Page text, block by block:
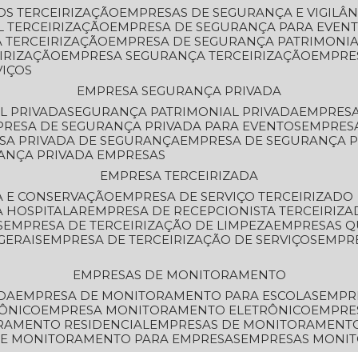
TERCEIRIZAÇÃO
EMPRESAS DE SEGURANÇA E
TERCEIRIZAÇÃO
EMPRESA DE SEGURANÇA PARA
TERCEIRIZAÇÃO
EMPRESA DE SEGURANÇA
EMPRESA SEGURANÇA TERCEIRIZAÇÃO
EMPRESA SEGURANÇA PRIVADA
PRIVADA SEGURANÇA PATRIMONIAL PRIVADA
DE SEGURANÇA PRIVADA PARA EVENTOS
PRIVADA DE SEGURANÇA
EMPRESA DE SEGURANÇA
PRIVADA EMPRESAS
EMPRESA TERCEIRIZADA
E CONSERVAÇÃO
EMPRESA DE SERVIÇO TERCEIRIZADO
HOSPITALAR
EMPRESA DE RECEPCIONISTA
EMPRESA DE TERCEIRIZAÇÃO DE LIMPEZA
EMPRESAS
EMPRESA DE TERCEIRIZAÇÃO DE SERVIÇOS
EMPRESAS DE MONITORAMENTO
EMPRESA DE MONITORAMENTO PARA ESCOLAS
EMPRESA MONITORAMENTO ELETRÔNICO
RESIDENCIAL
EMPRESAS DE
MONITORAMENTO PARA EMPRESAS
EMPRESAS